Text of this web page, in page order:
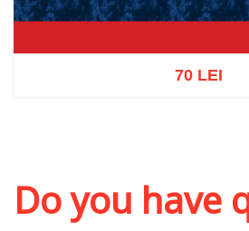
70 LEI
Do you have